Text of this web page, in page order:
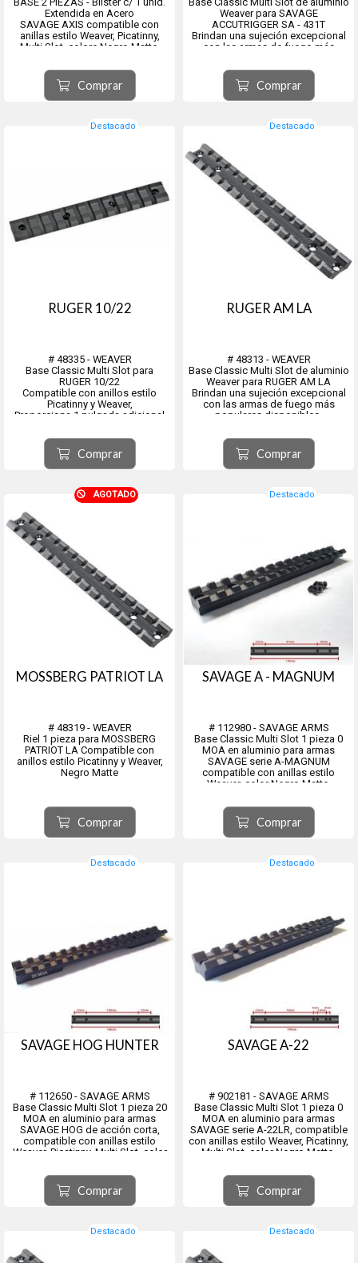
Extendida en Acero
SAVAGE AXIS compatible con
anillas estilo Weaver, Picatinny,
Multi Slot, colore Negro Matte.
Antes de Junio 2021 - Tornillo 6-48
(finos)
Despues de Junio 2021 - Tornillo 8-
Comprar
Weaver para SAVAGE
ACCUTRIGGER SA - 431T
Brindan una sujeción excepcional
con las armas de fuego más
Están fabricados con aluminio de
calidad aeronáutica según
estándares precisos para resistir
un retroceso abusivo sin ...
Comprar
Destacado
RUGER 10/22
# 48335 - WEAVER
Base Classic Multi Slot para
RUGER 10/22
Compatible con anillos estilo
Picatinny y Weaver,
Proporciona 1 pulgada adicional
más opciones de montaje,
Aluminio 6061-T6 de calidad
aeronáutica con acabado
anodizado de capa dura tipo III.
Comprar
Destacado
RUGER AM LA
# 48313 - WEAVER
Base Classic Multi Slot de aluminio
Weaver para RUGER AM LA
Brindan una sujeción excepcional
con las armas de fuego más
populares disponibles.
calidad aeronáutica según
estándares precisos para resistir
un retroceso abusivo sin agregar
peso innec...
Comprar
AGOTADO
MOSSBERG PATRIOT LA
# 48319 - WEAVER
Riel 1 pieza para MOSSBERG
PATRIOT LA Compatible con
anillos estilo Picatinny y Weaver,
Negro Matte
Comprar
Destacado
SAVAGE A - MAGNUM
# 112980 - SAVAGE ARMS
Base Classic Multi Slot 1 pieza 0
MOA en aluminio para armas
SAVAGE serie A-MAGNUM
compatible con anillas estilo
Weaver, color Negro Matte.
incluye tornillos #102491
Comprar
Destacado
SAVAGE HOG HUNTER
# 112650 - SAVAGE ARMS
Base Classic Multi Slot 1 pieza 20
MOA en aluminio para armas
SAVAGE HOG de acción corta,
compatible con anillas estilo
Weaver, Picatinny, Multi Slot, color
Blister contiene una base que
incluye tornillos #114827
Comprar
Destacado
SAVAGE A-22
# 902181 - SAVAGE ARMS
Base Classic Multi Slot 1 pieza 0
MOA en aluminio para armas
SAVAGE serie A-22LR, compatible
con anillas estilo Weaver, Picatinny,
Multi Slot, color Negro Matte.
incluye tornillos #702319.
Comprar
Destacado Destacado